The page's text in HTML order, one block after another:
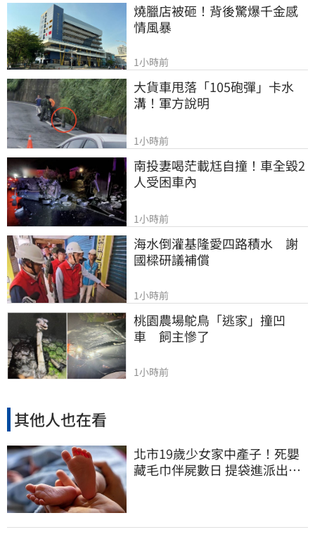
燒臘店被砸！背後驚爆千金感
情風暴
1小時前
大貨車甩落「105砲彈」卡水
溝！軍方說明
1小時前
南投妻喝茫載尪自撞！車全毀2
人受困車內
1小時前
海水倒灌基隆愛四路積水　謝
國樑研議補償
1小時前
桃園農場鴕鳥「逃家」撞凹
車　飼主慘了
1小時前
其他人也在看
北市19歲少女家中產子！死嬰
藏毛巾伴屍數日 提袋進派出所